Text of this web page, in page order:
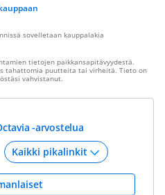
sovelletaan kauppalakia
tietojen paikkansapitävyydestä.
tahattomia puutteita tai virheitä. Tieto on
vahvistanut.
-arvostelua